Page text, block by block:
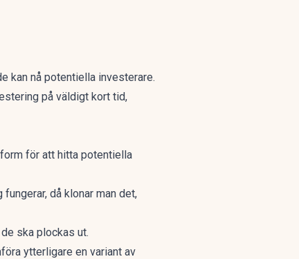
kan nå potentiella investerare.
på väldigt kort tid,
för att hitta potentiella
då klonar man det,
ska plockas ut.
ytterligare en variant av